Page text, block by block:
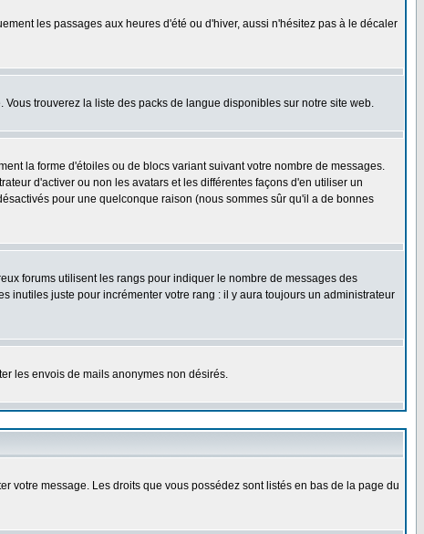
les passages aux heures d'été ou d'hiver, aussi n'hésitez pas à le décaler
trouverez la liste des packs de langue disponibles sur notre site web.
la forme d'étoiles ou de blocs variant suivant votre nombre de messages.
d'activer ou non les avatars et les différentes façons d'en utiliser un
pour une quelconque raison (nous sommes sûr qu'il a de bonnes
forums utilisent les rangs pour indiquer le nombre de messages des
inutiles juste pour incrémenter votre rang : il y aura toujours un administrateur
les envois de mails anonymes non désirés.
votre message. Les droits que vous possédez sont listés en bas de la page du